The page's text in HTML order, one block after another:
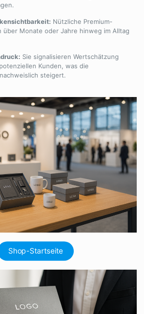
Nützliche Premium-
über Monate oder Jahre hinweg im Alltag
Sie signalisieren Wertschätzung
Kunden, was die
steigert.
Shop-Startseite